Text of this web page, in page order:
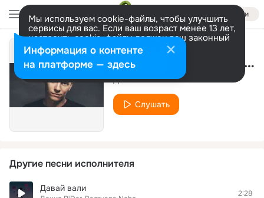
Войти
Мы используем cookie-файлы, чтобы улучшить
сервисы для вас. Если ваш возраст менее 13 лет,
настроить cookie-файлы должен ваш законный
представитель. Больше информации
Разрешить все Настроить Bomba (DJ Dark6120 Remix)
Денис RiDer
Слушать
Другие песни исполнителя
Давай вали 2:28
Информация о контенте
на платформе — здесь